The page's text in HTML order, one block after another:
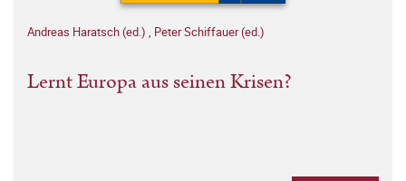
Andreas Haratsch (ed.) , Peter Schiffauer (ed.)
Lernt Europa aus seinen Krisen?